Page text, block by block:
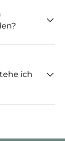
ich